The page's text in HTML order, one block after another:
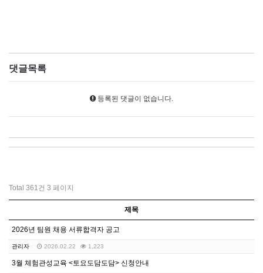
댓글목록
등록된 댓글이 없습니다.
Total 361건 3 페이지
제목
2026년 팀원 채용 서류합격자 공고
관리자 2026.02.22 1,223
3월 체험관성교육 <토요도담도담> 신청안내